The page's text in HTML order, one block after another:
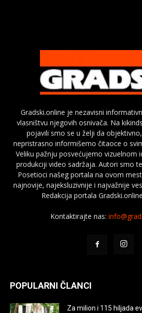
Gradski.online je nezavisni
vlasništvu njegovih osnivača. Na
pojavili smo se u želji da
nepristrasno informišemo čitaoce o
Veliku pažnju posvećujemo vizuelnom
produkciji video sadržaja. Autori smo
Posetioci našeg portala na ovom
najnovije, najeksluzivnije i najvažnije
Redakcija portala
Kontaktirajte nas:
POPULARNI ČLANCI
Za milion i 115 hiljada